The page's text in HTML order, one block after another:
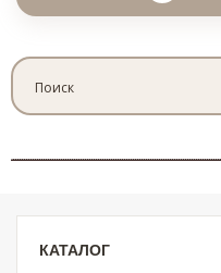
КАТАЛОГ